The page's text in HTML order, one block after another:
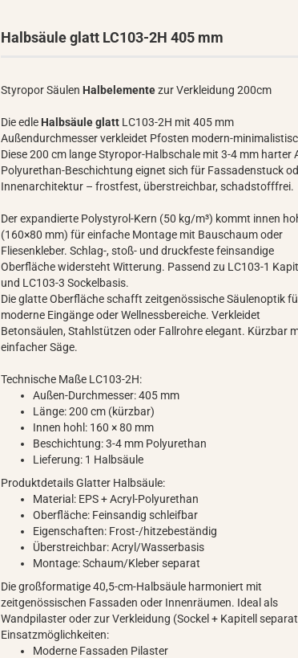
Halbsäule glatt LC103-2H 405 mm
Styropor Säulen Halbelementezur Verkleidung 200cm
Die edle Halbsäule glatt LC103-2H mit 405 mm
Außendurchmesser verkleidet Pfosten modern-
Diese 200 cm lange Styropor-Halbschale mit 3-4 mm harter
Polyurethan-Beschichtung eignet sich für Fassadenstuck
Innenarchitektur – frostfest, überstreichbar, schadstofffrei.
Der expandierte Polystyrol-Kern (50 kg/m³) kommt innen
(160×80 mm) für einfache Montage mit Bauschaum oder
Fliesenkleber. Schlag-, stoß- und druckfeste feinsandige
Oberfläche widersteht Witterung. Passend zu LC103-1
und LC103-3 Sockelbasis.
Die glatte Oberfläche schafft zeitgenössische Säulenoptik
moderne Eingänge oder Wellnessbereiche. Verkleidet
Betonsäulen, Stahlstützen oder Fallrohre elegant. Kürzbar
einfacher Säge.
Technische Maße LC103-2H:
Außen-Durchmesser: 405 mm
Länge: 200 cm (kürzbar)
Innen hohl: 160 × 80 mm
Beschichtung: 3-4 mm Polyurethan
Lieferung: 1 Halbsäule
Produktdetails Glatter Halbsäule:
Material: EPS + Acryl-Polyurethan
Oberfläche: Feinsandig schleifbar
Eigenschaften: Frost-/hitzebeständig
Überstreichbar: Acryl/Wasserbasis
Montage: Schaum/Kleber separat
Die großformatige 40,5-cm-Halbsäule harmoniert mit
zeitgenössischen Fassaden oder Innenräumen. Ideal als
Wandpilaster oder zur Verkleidung (Sockel + Kapitell
Einsatzmöglichkeiten:
Moderne Fassaden Pilaster